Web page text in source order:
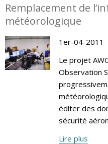
Remplacement de
météorologique
1er-04-2011
Le projet
Observation
éditer des
sécurité
Lire plus